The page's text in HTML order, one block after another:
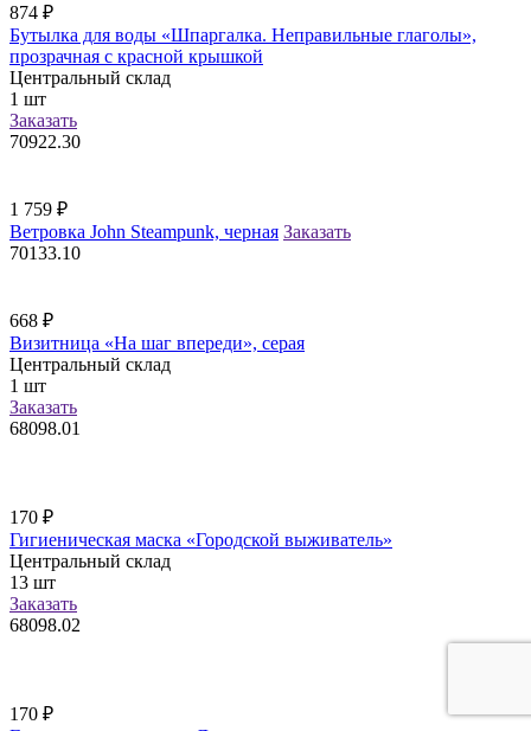
874 ₽
Бутылка для воды «Шпаргалка. Неправильные глаголы»,
прозрачная с красной крышкой
Центральный склад
1 шт
Заказать
70922.30
1 759 ₽
Ветровка John Steampunk, черная Заказать
70133.10
668 ₽
Визитница «На шаг впереди», серая
Центральный склад
1 шт
Заказать
68098.01
170 ₽
Гигиеническая маска «Городской выживатель»
Центральный склад
13 шт
Заказать
68098.02
170 ₽